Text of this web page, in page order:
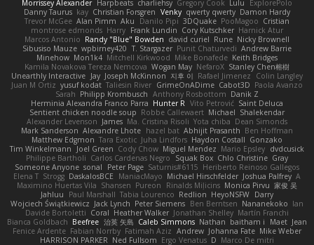
Morrissey Alexander Harpbeats charliehsy Gregory Cook Lulu
ExplorePolo
Danny Taurus kay Christian Forsgren Venky qwerty qwerty Damon Hardy
Trevor McGee Alan Pimm Aku Danilo Pipi 3DQuake PooMagoo Cristian
montrose edmonds Harry Frank Lundin Cory Kutschker Harnick Atur
Marcos Antonio Randy "Blue" Bowden david curiel Rune Nicky Brownell
Sibusiso Mauze wpbirney420 T. Stargazer Punit Chaturvedi Andrew Barrie
Minehow Mon1k4 Mitchell Kirkwood Mike Bonafede Keith Bridges
Kamila Novakova Tereza Nemcova Wogan May NefaroX Stanley Chen榕樹
Unearthly Interactive Jay Joseph McKinnon 지후 이 Rafael Jimenez
Colin Langley
Juan M Ortiz yusuf kodat Taliesin River GrimeOnADime Cabot3D Paola Avanzo
Sarah Philipp Krombusch Anthony Rosbottom Danik Z
Herminia Alexandra Franco Parra Hunter R Vito Petrović Saint Deluca
Sentient chicken noodle soup Robbe Callewaert Michael Shalekendar
Alexander Levenson James Ma. Cristina Risoli Yota chiba Dean Simonds
Mark Sanderson Alexandre Lhote hazel bat Abhijit Prasanth Ben Hoffman
Matthew Edgmon Tara Exotic Juha Lindfors Haydon Costall Gonzako
Tim Winkelmann
Joel Green Cody Chow Miguel Mendez Mario Epsley dvdcusick
Philippe Bartholi Carlos Cardenas Negro Squak Box Chlo Christine Gray
Someone Anyone sonal Peter Page Saturnis#6115 Heriberto Reinoso Gallegos
Elena T Strogg DaskalosBCE ManiacMayo Michael Hirschfelder Joshua Palfrey A
Maximino Huertas Vila Shansen Pureon Rinalds Miļicins Monica Pirvu 家俊 吴
Jahluu
Paul Marshall Tabia Lourenco Redlion HeyoNSFW Darry
Wojciech Świątkiewicz Jack Lynch Peter Siemens Ben Berntsen Nananekoko Ian
Davide Bortoletti Coral Heather Walker Jonathan Shelley Martín Franchi
Bianca Goldbach Beefree 治英 矢島 Caleb Simmons Nathan baitham i Maet Jean
Fenice Ardente Fabian Norrby Fatimah Aziz Andrew Johanna Fate Mike Weber
HARRISON PARKER Ned Fullsom Ergo Venatus D Marco De mitri